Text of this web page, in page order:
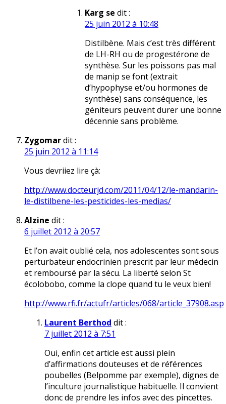
Karg se dit :
25 juin 2012 à 10:48
Distilbène. Mais c’est très différent
de LH-RH ou de progestérone de
synthèse. Sur les poissons pas mal
de manip se font (extrait
d’hypophyse et/ou hormones de
synthèse) sans conséquence, les
géniteurs peuvent durer une bonne
décennie sans problème.
Zygomardit :
25 juin 2012 à 11:14
Vous devriiez lire çà:
http://www.docteurjd.com/2011/04/12/le-mandarin-
le-distilbene-les-pesticides-les-medias/
Alzine dit :
6 juillet 2012 à 20:57
Et l’on avait oublié cela, nos adolescentes sont sous
perturbateur endocrinien prescrit par leur médecin
et remboursé par la sécu. La liberté selon St
écolobobo, comme la clope quand tu le veux bien!
http://www.rfi.fr/actufr/articles/068/article_37908.asp
Laurent Berthod dit :
7 juillet 2012 à 7:51
Oui, enfin cet article est aussi plein
d’affirmations douteuses et de références
poubelles (Belpomme par exemple), dignes de
l’inculture journalistique habituelle. Il convient
donc de prendre les infos avec des pincettes.